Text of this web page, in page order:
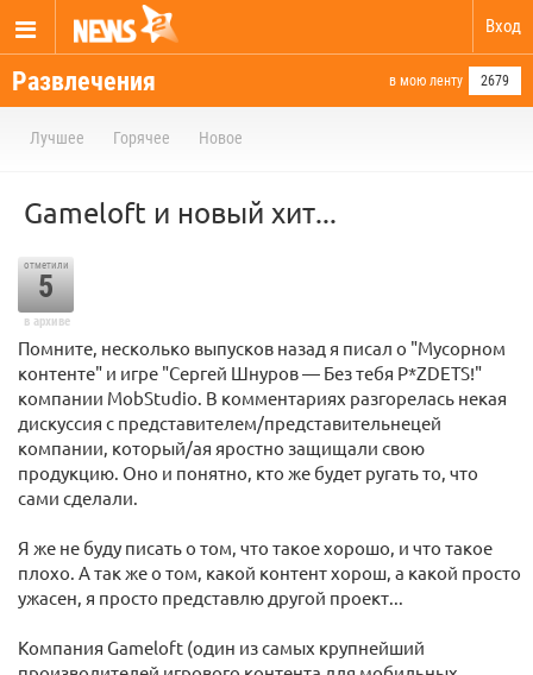
Вход
Развлечения в мою ленту 2679
Лучшее Горячее Новое
Gameloft и новый хит...
отметили
5
в архиве
Помните, несколько выпусков назад я писал о "Мусорном
контенте" и игре "Сергей Шнуров — Без тебя P*ZDETS!"
компании MobStudio. В комментариях разгорелась некая
дискуссия с представителем/представительнецей
компании, который/ая яростно защищали свою
продукцию. Оно и понятно, кто же будет ругать то, что
сами сделали.
Я же не буду писать о том, что такое хорошо, и что такое
плохо. А так же о том, какой контент хорош, а какой просто
ужасен, я просто представлю другой проект...
Компания Gameloft (один из самых крупнейший